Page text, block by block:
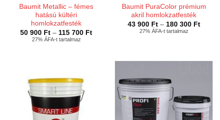
Baumit Metallic – fémes
hatású kültéri
homlokzatfesték
50 900 Ft – 115 700 FtÁrtartomány:
27% ÁFA-t tartalmaz
Baumit PuraColor prémium
akril homlokzatfesték
43 900 Ft – 180 300 Ft
27% ÁFA-t tartalmaz